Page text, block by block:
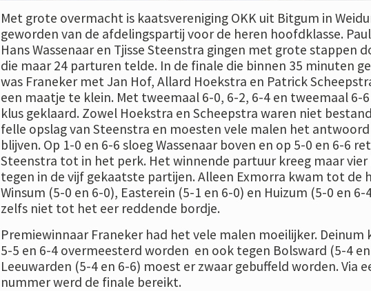
Met grote overmacht is kaatsvereniging OKK uit Bitgum in
geworden van de afdelingspartij voor de heren hoofdklasse.
Hans Wassenaar en Tjisse Steenstra gingen met grote stappen
die maar 24 parturen telde. In de finale die binnen 35 minuten
was Franeker met Jan Hof, Allard Hoekstra en Patrick
een maatje te klein. Met tweemaal 6-0, 6-2, 6-4 en tweemaal 6-
klus geklaard. Zowel Hoekstra en Scheepstra waren niet
felle opslag van Steenstra en moesten vele malen het
blijven. Op 1-0 en 6-6 sloeg Wassenaar boven en op 5-0 en 6-6
Steenstra tot in het perk. Het winnende partuur kreeg maar vier
tegen in de vijf gekaatste partijen. Alleen Exmorra kwam tot de
Winsum (5-0 en 6-0), Easterein (5-1 en 6-0) en Huizum (5-0 en 6-
zelfs niet tot het eer reddende bordje.
Premiewinnaar Franeker had het vele malen moeilijker. Deinum
5-5 en 6-4 overmeesterd worden en ook tegen Bolsward (5-4
Leeuwarden (5-4 en 6-6) moest er zwaar gebuffeld worden. Via
nummer werd de finale bereikt.